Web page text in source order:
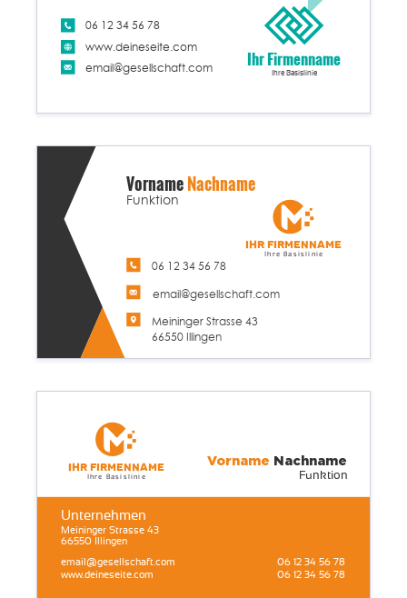
www.deineseite.com
email@gesellschaft.com
06 12 34 56 78
Ihr Firmenname
Ihre Basislinie
06 12 34 56 78
email@gesellschaft.com
Meininger Strasse 43
66550 Illingen
Funktion
VornameNachname
Ihr Firmenname
Ihre Basislinie
www.deineseite.com
06 12 34 56 78
06 12 34 56 78
email@gesellschaft.com
Meininger Strasse 43
66550 Illingen
Unternehmen
Funktion
Vorname Nachname
Ihr Firmenname
Ihre Basislinie